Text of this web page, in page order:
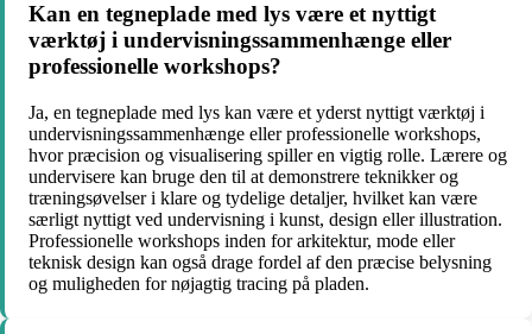
Kan en tegneplade med lys være et nyttigt
værktøj i undervisningssammenhænge eller
professionelle workshops?
Ja, en tegneplade med lys kan være et yderst nyttigt værktøj i
undervisningssammenhænge eller professionelle workshops,
hvor præcision og visualisering spiller en vigtig rolle. Lærere og
undervisere kan bruge den til at demonstrere teknikker og
træningsøvelser i klare og tydelige detaljer, hvilket kan være
særligt nyttigt ved undervisning i kunst, design eller illustration.
Professionelle workshops inden for arkitektur, mode eller
teknisk design kan også drage fordel af den præcise belysning
og muligheden for nøjagtig tracing på pladen.